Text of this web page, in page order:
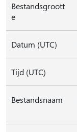
Bestandsgroott
e
Datum (UTC)
Tijd (UTC)
Bestandsnaam